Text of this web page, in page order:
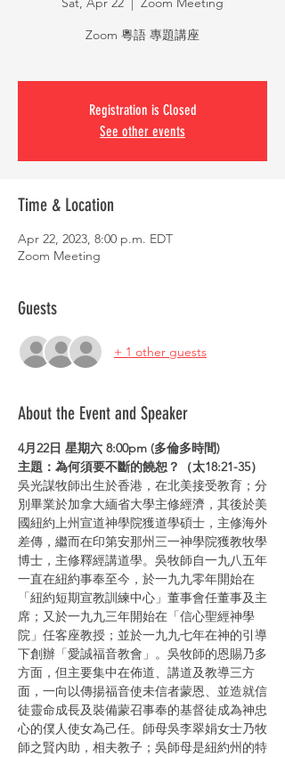
Zoom 粵語 專題講座
Registration is Closed
See other events
Time & Location
Apr 22, 2023, 8:00 p.m. EDT
Zoom Meeting
Guests
+ 1 other guests
About the Event and Speaker
4月22日 星期六 8:00pm (多倫多時間)
主題：為何須要不斷的饒恕？（太18:21-35）
吳光謀牧師出生於香港，在北美接受教育；分
別畢業於加拿大緬省大學主修經濟，其後於美
國紐約上州宣道神學院獲道學碩士，主修海外
差傳，繼而在印第安那州三一神學院獲教牧學
博士，主修釋經講道學。吳牧師自一九八五年
一直在紐約事奉至今，於一九九零年開始在
「紐約短期宣教訓練中心」董事會任董事及主
席；又於一九九三年開始在「信心聖經神學
院」任客座教授；並於一九九七年在神的引導
下創辦「愛誠福音教會」。吳牧師的恩賜乃多
方面，但主要集中在佈道、講道及教導三方
面，一向以傳揚福音使未信者蒙恩、並造就信
徒靈命成長及裝備蒙召事奉的基督徒成為神忠
心的僕人使女為己任。師母吳李翠娟女士乃牧
師之賢內助，相夫教子；吳師母是紐約州的特